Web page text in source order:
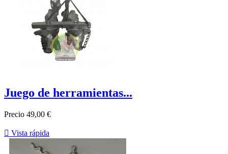
Juego de herramientas...
Precio 49,00 €
 Vista rápida